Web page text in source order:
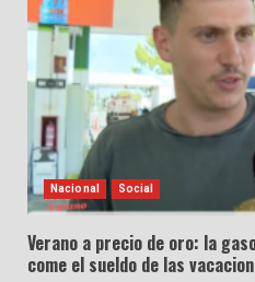
Nacional Social
Verano a precio de oro: la
come el sueldo de las